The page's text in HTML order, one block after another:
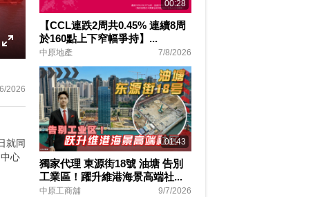
fullscreen
2026
就同
心
00:28
【CCL連跌2周共0.45% 連續8周
於160點上下窄幅爭持】...
中原地產 7/8/2026
01:43
獨家代理 東源街18號 油塘 告別
工業區！躍升維港海景高端社...
中原工商舖 9/7/2026